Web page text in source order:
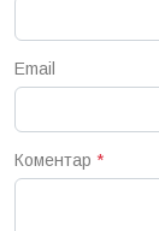
Email
Коментар *